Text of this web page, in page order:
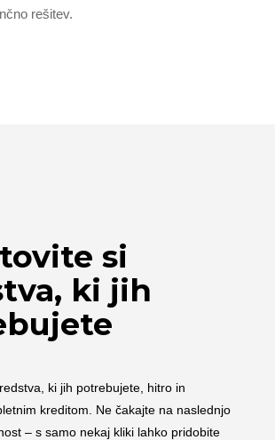
rešitev.
si
ki jih
ki jih potrebujete, hitro in
kreditom. Ne čakajte na naslednjo
– s samo nekaj kliki lahko pridobite